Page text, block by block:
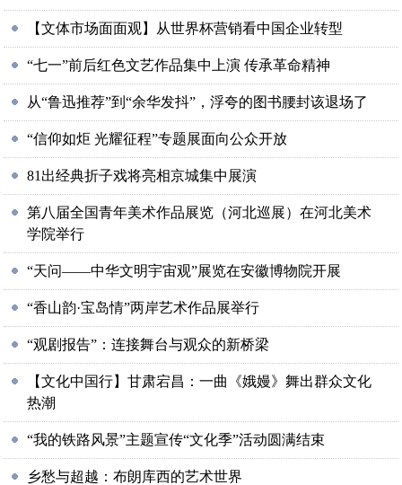
【文体市场面面观】从世界杯营销看中国企业转型
“七一”前后红色文艺作品集中上演 传承革命精神
从“鲁迅推荐”到“余华发抖”，浮夸的图书腰封该退场了
“信仰如炬 光耀征程”专题展面向公众开放
81出经典折子戏将亮相京城集中展演
第八届全国青年美术作品展览（河北巡展）在河北美术
学院举行
“天问——中华文明宇宙观”展览在安徽博物院开展
“香山韵·宝岛情”两岸艺术作品展举行
“观剧报告”：连接舞台与观众的新桥梁
【文化中国行】甘肃宕昌：一曲《娥嫚》舞出群众文化
热潮
“我的铁路风景”主题宣传“文化季”活动圆满结束
乡愁与超越：布朗库西的艺术世界